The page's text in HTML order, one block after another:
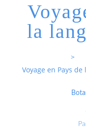
la
>
Voyage en Pays